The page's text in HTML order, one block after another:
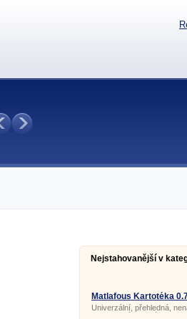
Nejstahovanější v
Matlafous Kartotéka
Univerzální, přehledná,
jednoduchá kartotéka.